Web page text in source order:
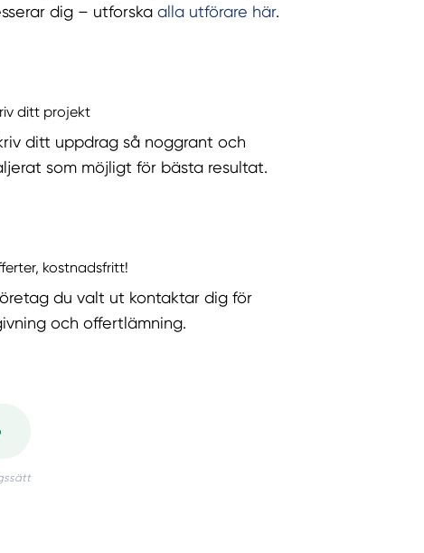
dig – utforska alla utförare här.
ditt projekt
ditt uppdrag så noggrant och
som möjligt för bästa resultat.
kostnadsfritt!
du valt ut kontaktar dig för
och offertlämning.